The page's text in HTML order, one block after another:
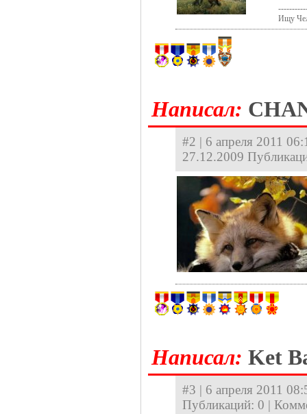
Ищу
Hаписал:
#2 | 6 апреля 2011
27.12.2009
Hаписал: Ket
#3 | 6 апреля 2011
Публикаций: 0 |